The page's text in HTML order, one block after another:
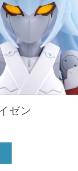
ゼン